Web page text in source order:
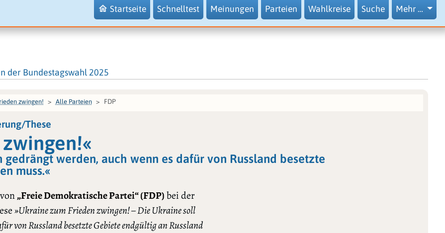
Startseite Schnelltest Meinungen Parteien Wahlkreise Suche Mehr …
der Bundestagswahl 2025
zwingen! Alle Parteien FDP
These
werden, auch wenn es dafür von Russland besetzte
muss.«
„Freie Demokratische Partei“ (FDP)bei der
»Ukraine zum Frieden zwingen! – Die Ukraine soll
von Russland besetzte Gebiete endgültig an Russland